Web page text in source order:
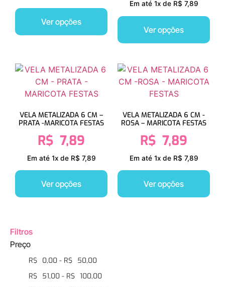
Ver opções
Em até 1x de R$ 7,89
Ver opções
VELA METALIZADA 6 CM –
PRATA -MARICOTA FESTAS
R$ 7,89
Em até 1x de R$ 7,89
Ver opções
VELA METALIZADA 6 CM -
ROSA – MARICOTA FESTAS
R$ 7,89
Em até 1x de R$ 7,89
Ver opções
Filtros
Preço
R$ 0,00 - R$ 50,00
R$ 51,00 - R$ 100,00